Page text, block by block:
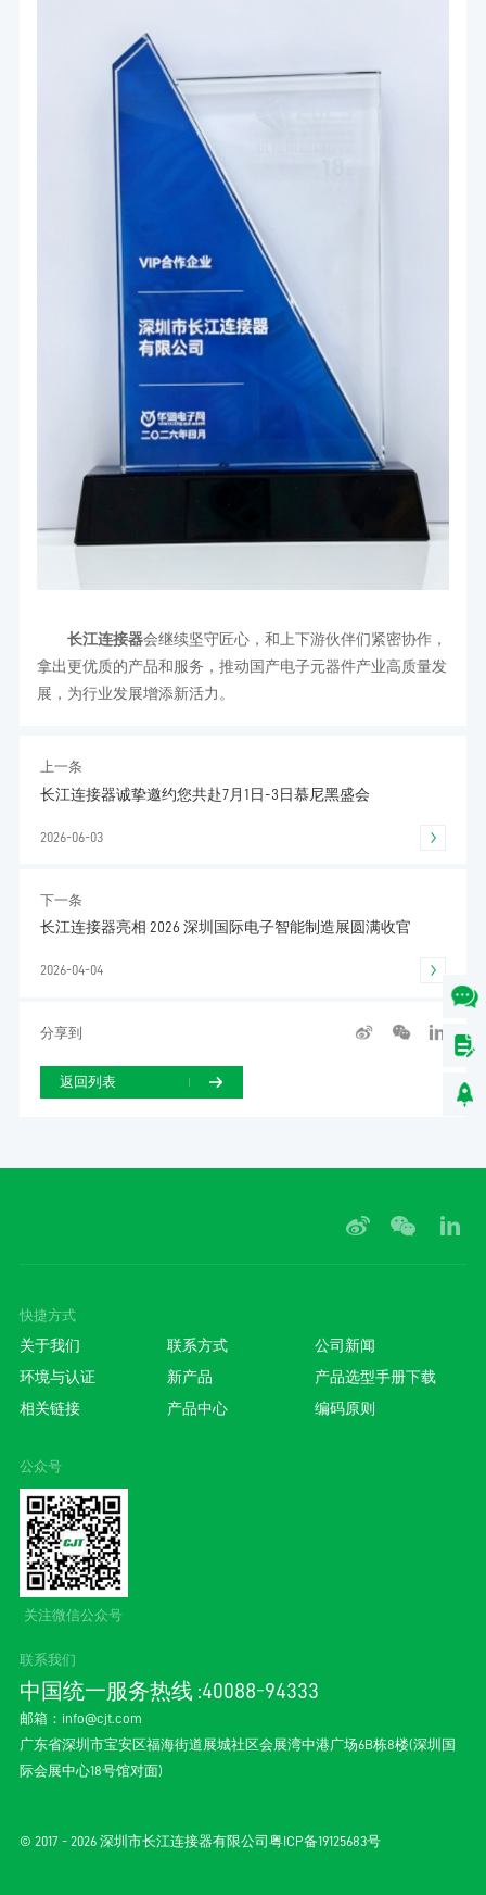
长江连接器会继续坚守匠心，和上下游伙伴们紧密协作，
拿出更优质的产品和服务，推动国产电子元器件产业高质量发
展，为行业发展增添新活力。
上一条
长江连接器诚挚邀约您共赴7月1日-3日慕尼黑盛会
2026-06-03
下一条
长江连接器亮相 2026 深圳国际电子智能制造展圆满收官
2026-04-04
分享到
返回列表
联系我们
中国统一服务热线 :40088-94333
邮箱： info@cjt.com
广东省深圳市宝安区福海街道展城社区会展湾中港广场6B栋8楼(深圳国
际会展中心18号馆对面)
© 2017 - 2026 深圳市长江连接器有限公司 粤ICP备19125683号
快捷方式
关于我们 联系方式 公司新闻
环境与认证 新产品 产品选型手册下载
相关链接 产品中心 编码原则
公众号
关注微信公众号